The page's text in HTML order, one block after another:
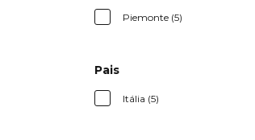
Piemonte (5)
Pais
Itália (5)